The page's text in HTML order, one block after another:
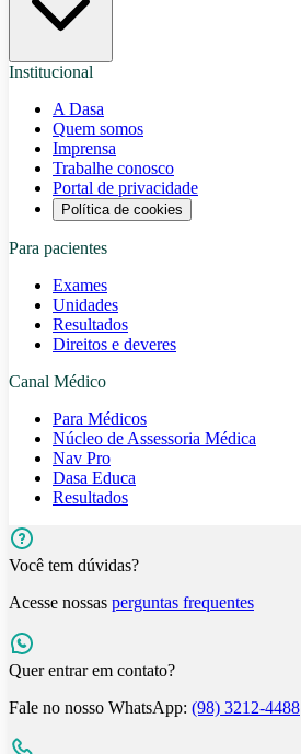
Institucional
A Dasa
Quem somos
Imprensa
Trabalhe conosco
Portal de privacidade
Política de cookies
Para pacientes
Exames
Unidades
Resultados
Direitos e deveres
Canal Médico
Para Médicos
Núcleo de Assessoria Médica
Nav Pro
Dasa Educa
Resultados
Você tem dúvidas?
Acesse nossas perguntas frequentes
Quer entrar em contato?
Fale no nosso WhatsApp: (98) 3212-4488